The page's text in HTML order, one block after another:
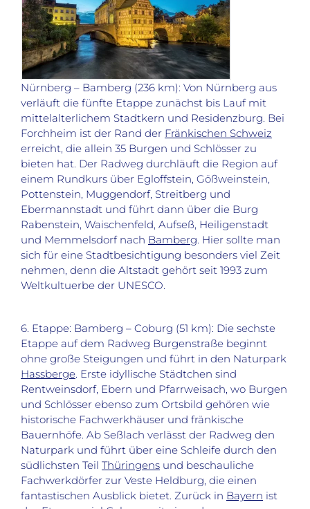
Nürnberg – Bamberg (236 km): Von Nürnberg aus
verläuft die fünfte Etappe zunächst bis Lauf mit
mittelalterlichem Stadtkern und Residenzburg. Bei
Forchheim ist der Rand der Fränkischen Schweiz
erreicht, die allein 35 Burgen und Schlösser zu
bieten hat. Der Radweg durchläuft die Region auf
einem Rundkurs über Egloffstein, Gößweinstein,
Pottenstein, Muggendorf, Streitberg und
Ebermannstadt und führt dann über die Burg
Rabenstein, Waischenfeld, Aufseß, Heiligenstadt
und Memmelsdorf nach Bamberg. Hier sollte man
sich für eine Stadtbesichtigung besonders viel Zeit
nehmen, denn die Altstadt gehört seit 1993 zum
Weltkultuerbe der UNESCO.
6. Etappe: Bamberg – Coburg (51 km): Die sechste
Etappe auf dem Radweg Burgenstraße beginnt
ohne große Steigungen und führt in den Naturpark
Hassberge. Erste idyllische Städtchen sind
Rentweinsdorf, Ebern und Pfarrweisach, wo Burgen
und Schlösser ebenso zum Ortsbild gehören wie
historische Fachwerkhäuser und fränkische
Bauernhöfe. Ab Seßlach verlässt der Radweg den
Naturpark und führt über eine Schleife durch den
südlichsten Teil Thüringens und beschauliche
Fachwerkdörfer zur Veste Heldburg, die einen
fantastischen Ausblick bietet. Zurück in Bayern ist